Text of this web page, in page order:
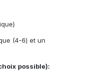
(4-6) et un
possible):